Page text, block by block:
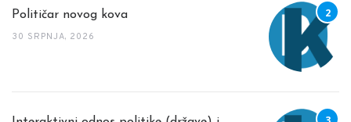
Političar novog kova
30 SRPNJA, 2026